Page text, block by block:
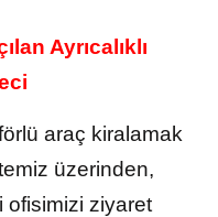
Ayrıcalıklı
araç kiralamak
üzerinden,
ofisimizi ziyaret